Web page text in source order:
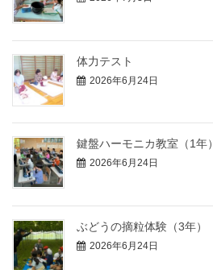
体力テスト
2026年6月24日
鍵盤ハーモニカ教室（1年）
2026年6月24日
ぶどうの摘粒体験（3年）
2026年6月24日